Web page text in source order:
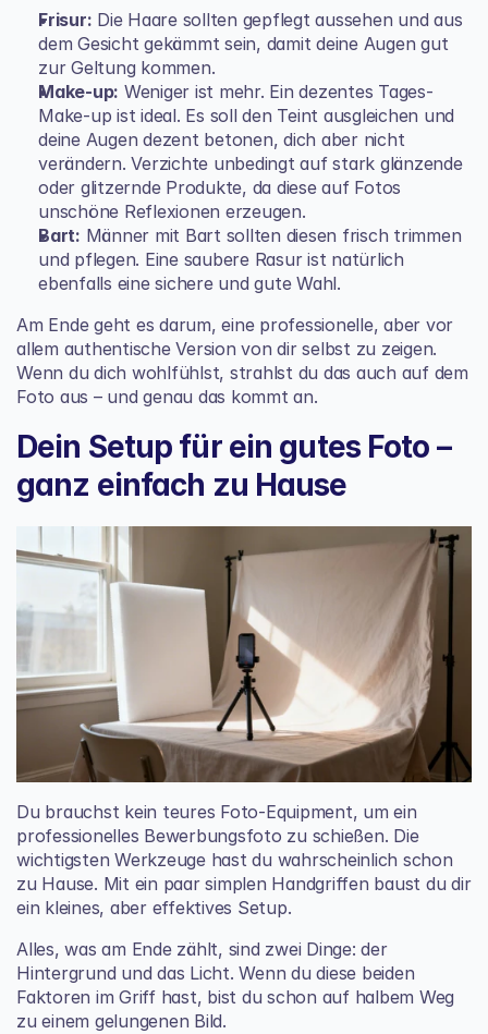
Frisur: Die Haare sollten gepflegt aussehen und aus
dem Gesicht gekämmt sein, damit deine Augen gut
zur Geltung kommen.
Make-up: Weniger ist mehr. Ein dezentes Tages-
Make-up ist ideal. Es soll den Teint ausgleichen und
deine Augen dezent betonen, dich aber nicht
verändern. Verzichte unbedingt auf stark glänzende
oder glitzernde Produkte, da diese auf Fotos
unschöne Reflexionen erzeugen.
Bart: Männer mit Bart sollten diesen frisch trimmen
und pflegen. Eine saubere Rasur ist natürlich
ebenfalls eine sichere und gute Wahl.
Am Ende geht es darum, eine professionelle, aber vor
allem authentische Version von dir selbst zu zeigen.
Wenn du dich wohlfühlst, strahlst du das auch auf dem
Foto aus – und genau das kommt an.
Dein Setup für ein gutes Foto –
ganz einfach zu Hause
Du brauchst kein teures Foto-Equipment, um ein
professionelles Bewerbungsfoto zu schießen. Die
wichtigsten Werkzeuge hast du wahrscheinlich schon
zu Hause. Mit ein paar simplen Handgriffen baust du dir
ein kleines, aber effektives Setup.
Alles, was am Ende zählt, sind zwei Dinge: der
Hintergrund und das Licht. Wenn du diese beiden
Faktoren im Griff hast, bist du schon auf halbem Weg
zu einem gelungenen Bild.